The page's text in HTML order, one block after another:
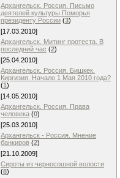
Архангельск. Россия. Письмо
деятелей культуры Поморья
президенту России (3)
[17.03.2010]
Архангельск. Митинг протеста. В
последний час (2)
[25.04.2010]
Архангельск. Россия. Бишкек.
Киргизия. Начало 1 Мая 2010 года?
(1)
[14.05.2010]
Архангельск. Россия. Права
человека (0)
[25.03.2010]
Архангельск - Россия. Мнение
банкиров (2)
[21.10.2009]
Сироты из черносошной волости
(8)